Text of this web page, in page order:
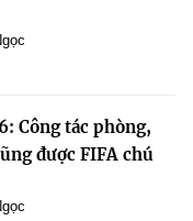
Công tác phòng,
được FIFA chú